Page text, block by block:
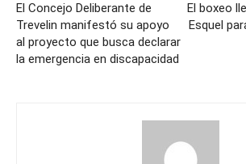
El Concejo Deliberante de
Trevelin manifestó su apoyo
al proyecto que busca declarar
la emergencia en discapacidad
El boxeo
Esquel